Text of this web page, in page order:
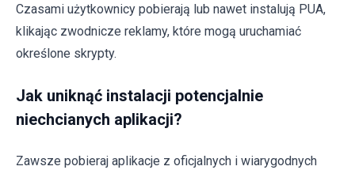
Czasami użytkownicy pobierają lub nawet instalują PUA,
klikając zwodnicze reklamy, które mogą uruchamiać
określone skrypty.
Jak uniknąć instalacji potencjalnie
niechcianych aplikacji?
Zawsze pobieraj aplikacje z oficjalnych i wiarygodnych